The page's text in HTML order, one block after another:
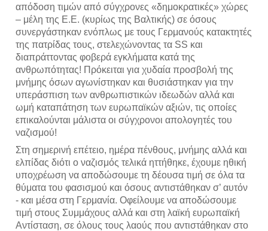
απόδοση τιμών από σύγχρονες «δημοκρατικές» χώρες
– μέλη της Ε.Ε. (κυρίως της Βαλτικής) σε όσους
συνεργάστηκαν ενόπλως με τους Γερμανούς κατακτητές
της πατρίδας τους, στελεχώνοντας τα SS και
διαπράττοντας φοβερά εγκλήματα κατά της
ανθρωπότητας! Πρόκειται για χυδαία προσβολή της
μνήμης όσων αγωνίστηκαν και θυσιάστηκαν για την
υπεράσπιση των ανθρωπιστικών ιδεωδών αλλά και
ωμή καταπάτηση των ευρωπαϊκών αξιών, τις οποίες
επικαλούνται μάλιστα οι σύγχρονοι απολογητές του
ναζισμού!
Στη σημερινή επέτειο, ημέρα πένθους, μνήμης αλλά και
ελπίδας διότι ο ναζισμός τελικά ηττήθηκε, έχουμε ηθική
υποχρέωση να αποδώσουμε τη δέουσα τιμή σε όλα τα
θύματα του φασισμού και όσους αντιστάθηκαν σ’ αυτόν
- και μέσα στη Γερμανία. Οφείλουμε να αποδώσουμε
τιμή στους Συμμάχους αλλά και στη λαϊκή ευρωπαϊκή
Αντίσταση, σε όλους τους λαούς που αντιστάθηκαν στο